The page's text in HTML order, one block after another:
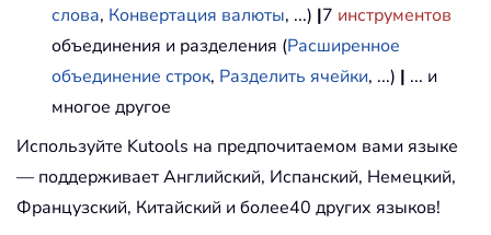
слова, Конвертация валюты, ...) |7 инструментов
объединения и разделения (Расширенное
объединение строк, Разделить ячейки, ...) | ... и
многое другое
Используйте Kutools на предпочитаемом вами языке
— поддерживает Английский, Испанский, Немецкий,
Французский, Китайский и более40 других языков!